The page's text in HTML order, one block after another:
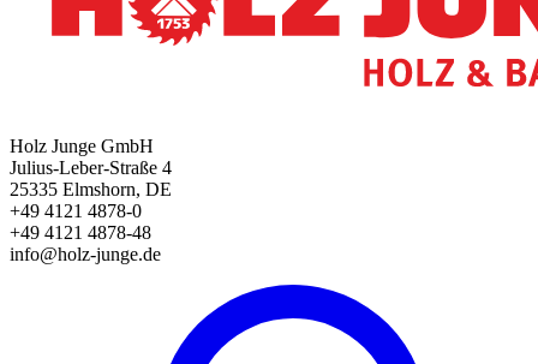
Holz Junge GmbH
Julius-Leber-Straße 4
25335 Elmshorn, DE
+49 4121 4878-0
+49 4121 4878-48
info@holz-junge.de